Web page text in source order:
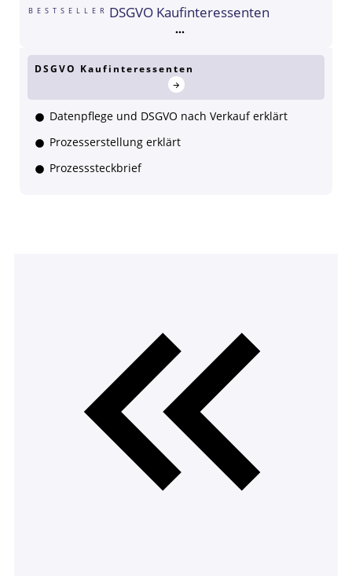
BESTSELLER DSGVO Kaufinteressenten
DSGVO Kaufinteressenten
Datenpflege und DSGVO nach Verkauf erklärt
Prozesserstellung erklärt
Prozesssteckbrief